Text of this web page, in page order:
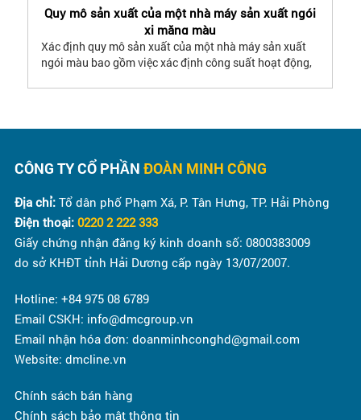
Quy mô sản xuất của một nhà máy sản xuất ngói
xi măng màu
Xác định quy mô sản xuất của một nhà máy sản xuất
ngói màu bao gồm việc xác định công suất hoạt động,
CÔNG TY CỔ PHẦN ĐOÀN MINH CÔNG
Địa chỉ:Tổ dân phố Phạm Xá, P. Tân Hưng, TP. Hải Phòng
Điện thoại: 0220 2 222 333
Giấy chứng nhận đăng ký kinh doanh số: 0800383009
do sở KHĐT tỉnh Hải Dương cấp ngày 13/07/2007.
Hotline: +84 975 08 6789
Email CSKH: info@dmcgroup.vn
Email nhận hóa đơn: doanminhconghd@gmail.com
Website: dmcline.vn
Chính sách bán hàng
Chính sách bảo mật thông tin